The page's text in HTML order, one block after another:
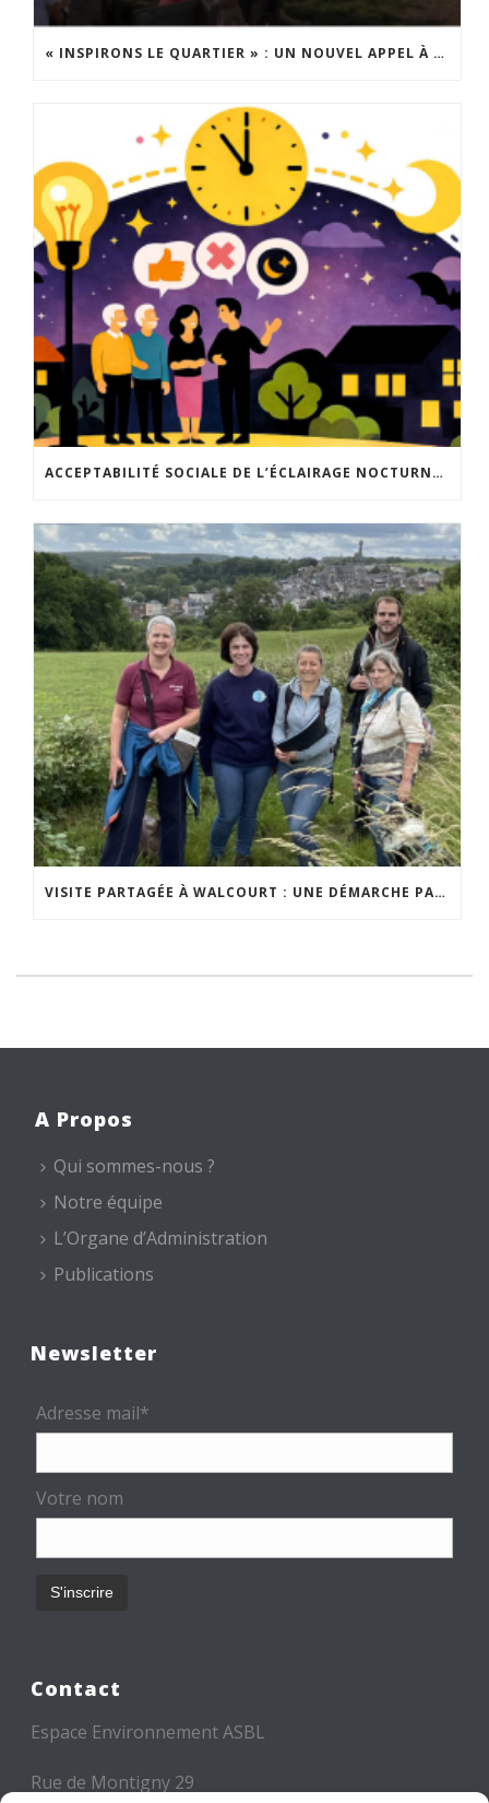
« INSPIRONS LE QUARTIER » : UN NOUVEL APPEL À PROJETS EST LANCÉ !
ACCEPTABILITÉ SOCIALE DE L’ÉCLAIRAGE NOCTURNE : LE REPLAY EST DISPONIBLE
VISITE PARTAGÉE À WALCOURT : UNE DÉMARCHE PARTICIPATIVE ANIMÉE PAR ESPACE ENVIRONNEMENT
A Propos
Qui sommes-nous ?
Notre équipe
L’Organe d’Administration
Publications
Newsletter
Adresse mail*
Votre nom
Contact
Espace Environnement ASBL
Rue de Montigny 29